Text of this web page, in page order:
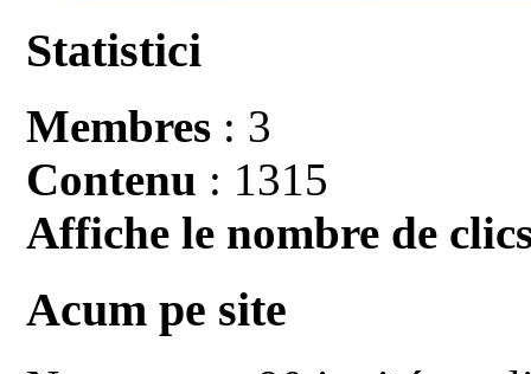
Statistici
Membres : 3
Contenu : 1315
Affiche le nombre de
Acum pe site